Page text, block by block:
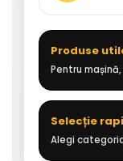
Produse
Pentru
Selecție
Alegi